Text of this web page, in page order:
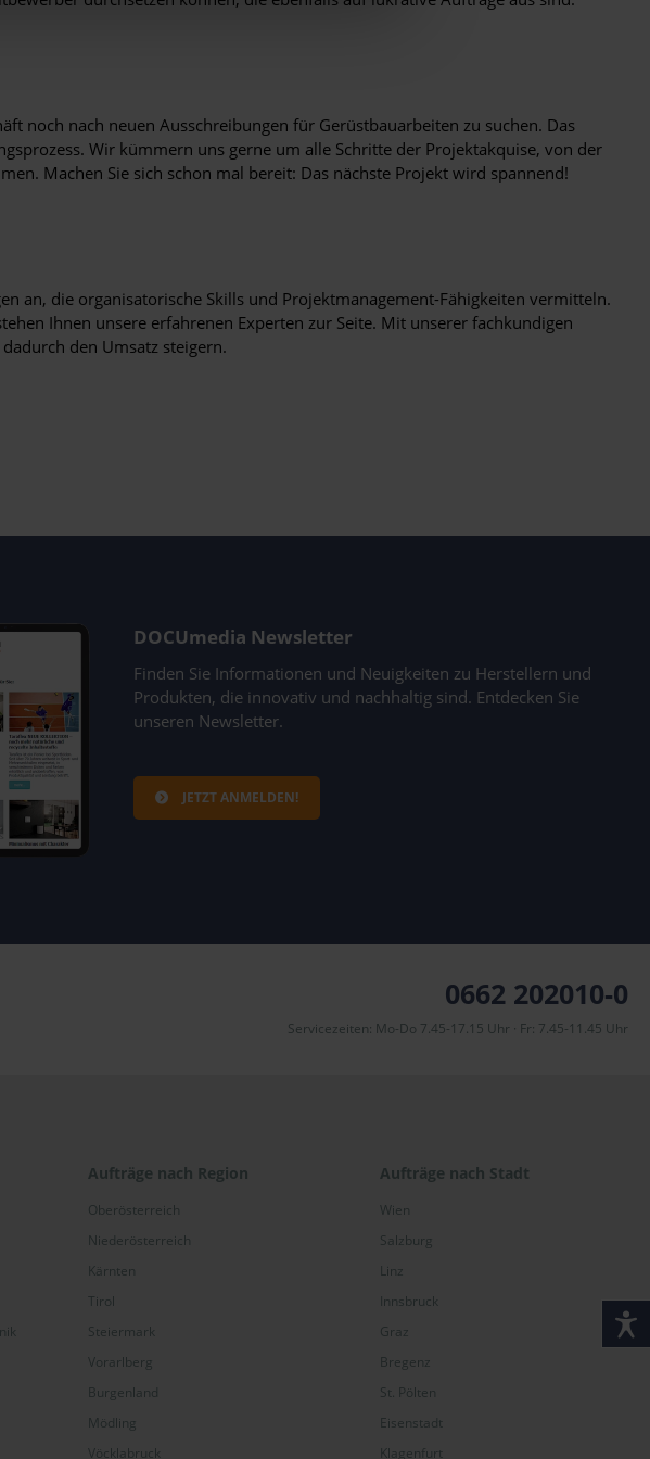
noch nach neuen Ausschreibungen für Gerüstbauarbeiten zu suchen. Das
Wir kümmern uns gerne um alle Schritte der Projektakquise, von der
Machen Sie sich schon mal bereit: Das nächste Projekt wird spannend!
an, die organisatorische Skills und Projektmanagement-Fähigkeiten vermitteln.
Ihnen unsere erfahrenen Experten zur Seite. Mit unserer fachkundigen
den Umsatz steigern.
DOCUmedia Newsletter
Finden Sie Informationen und Neuigkeiten zu Herstellern und
Produkten, die innovativ und nachhaltig sind. Entdecken Sie
unseren Newsletter.
JETZT ANMELDEN!
0662 202010-0
Servicezeiten: Mo-Do 7.45-17.15 Uhr · Fr: 7.45-11.45 Uhr
Aufträge nach Region
Oberösterreich
Niederösterreich
Kärnten
Tirol
Steiermark
Vorarlberg
Burgenland
Mödling
Vöcklabruck
Aufträge nach Stadt
Wien
Salzburg
Linz
Innsbruck
Graz
Bregenz
St. Pölten
Eisenstadt
Klagenfurt